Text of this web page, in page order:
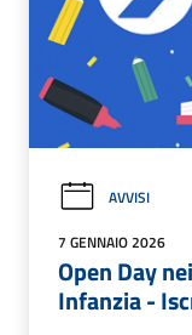
AVVISI
7 GENNAIO 2026
Open Day
Infanzia -